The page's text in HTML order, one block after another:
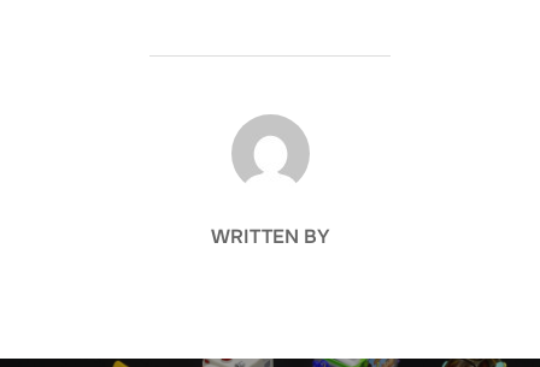
POST AUTHOR
WRITTEN BY